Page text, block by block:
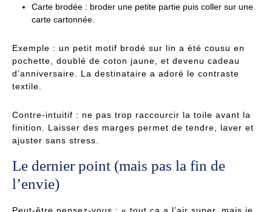
Carte brodée : broder une petite partie puis coller sur une
carte cartonnée.
Exemple : un petit motif brodé sur lin a été cousu en
pochette, doublé de coton jaune, et devenu cadeau
d’anniversaire. La destinataire a adoré le contraste
textile.
Contre-intuitif : ne pas trop raccourcir la toile avant la
finition. Laisser des marges permet de tendre, laver et
ajuster sans stress.
Le dernier point (mais pas la fin de
l’envie)